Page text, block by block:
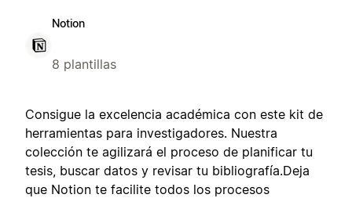
Notion
8 plantillas
Consigue la excelencia académica con este kit de
herramientas para investigadores. Nuestra
colección te agilizará el proceso de planificar tu
tesis, buscar datos y revisar tu bibliografía.Deja
que Notion te facilite todos los procesos